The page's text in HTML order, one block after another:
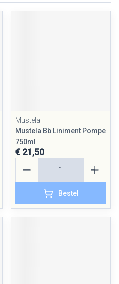
Mustela
Mustela Bb Liniment Pompe
750ml
€ 21,50
Bestel